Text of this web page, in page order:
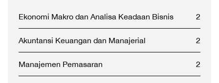
Ekonomi Makro dan Analisa Keadaan Bisnis 2
Akuntansi Keuangan dan Manajerial 2
Manajemen Pemasaran 2